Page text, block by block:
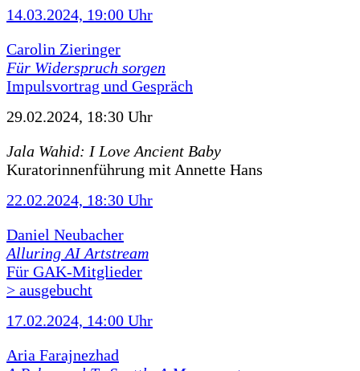
14.03.2024, 19:00 Uhr
Carolin Zieringer
Für Widerspruch sorgen
Impulsvortrag und Gespräch
29.02.2024, 18:30 Uhr
Jala Wahid: I Love Ancient Baby
Kuratorinnenführung mit Annette Hans
22.02.2024, 18:30 Uhr
Daniel Neubacher
Alluring AI Artstream
Für GAK-Mitglieder
> ausgebucht
17.02.2024, 14:00 Uhr
Aria Farajnezhad